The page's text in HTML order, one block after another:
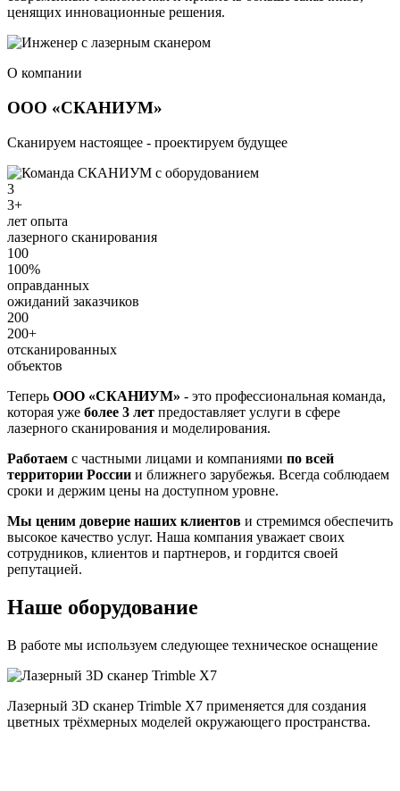
ценящих инновационные решения.
О компании
ООО «СКАНИУМ»
Сканируем настоящее - проектируем будущее
3
3+
лет опыта
лазерного сканирования
100
100%
оправданных
ожиданий заказчиков
200
200+
отсканированных
объектов
Теперь ООО «СКАНИУМ» - это профессиональная команда,
которая уже более 3 лет предоставляет услуги в сфере
лазерного сканирования и моделирования.
Работаем с частными лицами и компаниями по всей
территории России и ближнего зарубежья. Всегда соблюдаем
сроки и держим цены на доступном уровне.
Мы ценим доверие наших клиентов и стремимся обеспечить
высокое качество услуг. Наша компания уважает своих
сотрудников, клиентов и партнеров, и гордится своей
репутацией.
Наше оборудование
В работе мы используем следующее техническое оснащение
Лазерный 3D сканер Trimble X7 применяется для создания
цветных трёхмерных моделей окружающего пространства.